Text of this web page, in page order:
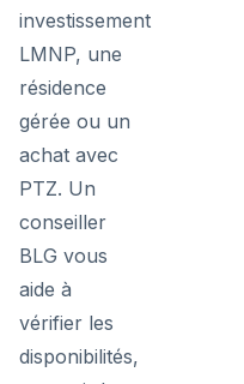
investissement
LMNP, une
résidence
gérée ou un
achat avec
PTZ. Un
conseiller
BLG vous
aide à
vérifier les
disponibilités,